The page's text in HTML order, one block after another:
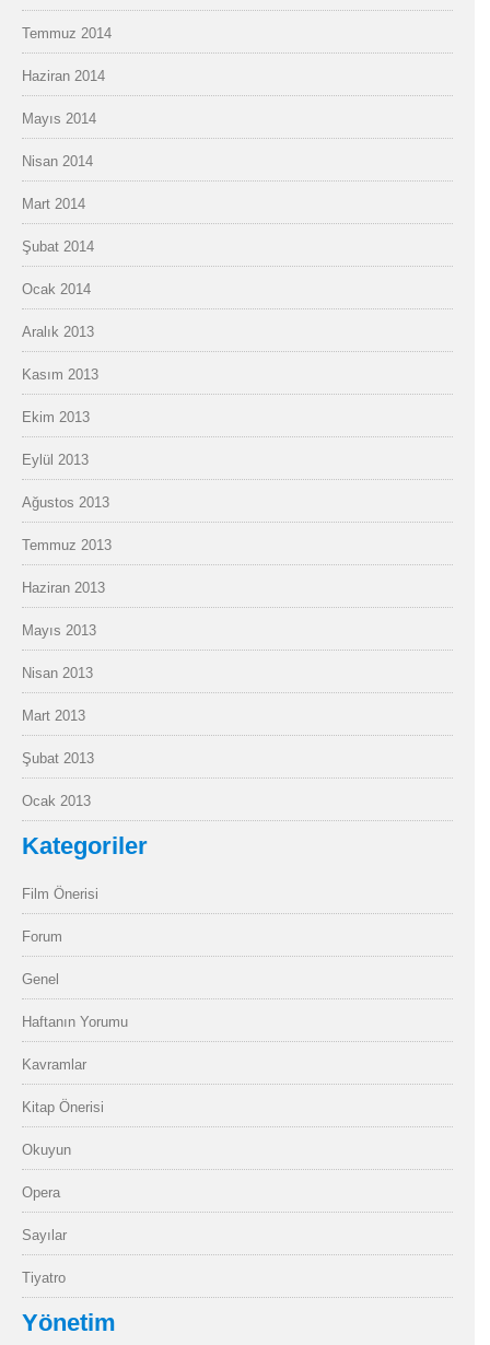
Temmuz 2014
Haziran 2014
Mayıs 2014
Nisan 2014
Mart 2014
Şubat 2014
Ocak 2014
Aralık 2013
Kasım 2013
Ekim 2013
Eylül 2013
Ağustos 2013
Temmuz 2013
Haziran 2013
Mayıs 2013
Nisan 2013
Mart 2013
Şubat 2013
Ocak 2013
Kategoriler
Film Önerisi
Forum
Genel
Haftanın Yorumu
Kavramlar
Kitap Önerisi
Okuyun
Opera
Sayılar
Tiyatro
Yönetim